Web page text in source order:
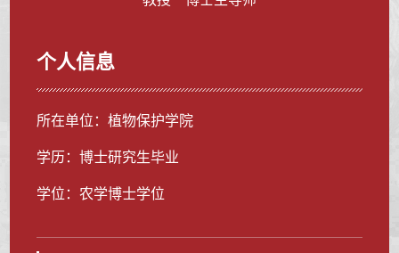
个人信息
所在单位：植物保护学院
学历：博士研究生毕业
学位：农学博士学位